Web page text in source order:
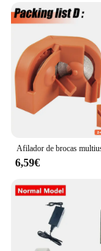
6,59€